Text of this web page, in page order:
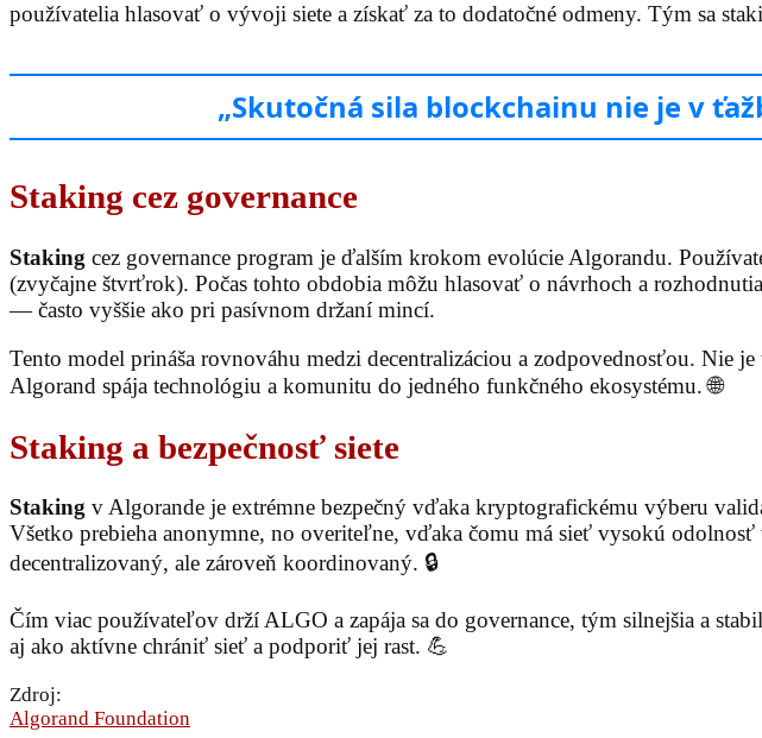
používatelia hlasovať o vývoji siete a získať za to dodatočné odmeny. Tým sa
„Skutočná sila blockchainu nie je v
Staking cez governance
Staking cez governance program je ďalším krokom evolúcie Algorandu.
(zvyčajne štvrťrok). Počas tohto obdobia môžu hlasovať o návrhoch a
— často vyššie ako pri pasívnom držaní mincí.
Tento model prináša rovnováhu medzi decentralizáciou a zodpovednosťou. Nie
Algorand spája technológiu a komunitu do jedného funkčného ekosystému. 🌐
Staking a bezpečnosť siete
Staking v Algorande je extrémne bezpečný vďaka kryptografickému výberu
Všetko prebieha anonymne, no overiteľne, vďaka čomu má sieť vysokú odolnosť
decentralizovaný, ale zároveň koordinovaný. 🔒
Čím viac používateľov drží ALGO a zapája sa do governance, tým silnejšia a
aj ako aktívne chrániť sieť a podporiť jej rast. 💪
Zdroj:
Algorand Foundation